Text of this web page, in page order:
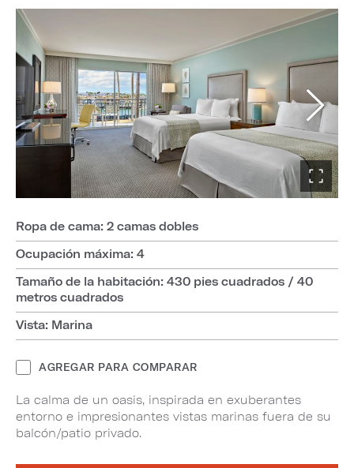
Ropa de cama: 2 camas dobles
Ocupación máxima: 4
Tamaño de la habitación: 430 pies cuadrados / 40
metros cuadrados
Vista: Marina
AGREGAR PARA COMPARAR
La calma de un oasis, inspirada en exuberantes
entorno e impresionantes vistas marinas fuera de su
balcón/patio privado.